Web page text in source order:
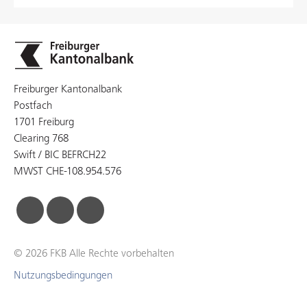
Freiburger Kantonalbank
Postfach
1701 Freiburg
Clearing 768
Swift / BIC BEFRCH22
MWST CHE-108.954.576
© 2026 FKB Alle Rechte vorbehalten
Nutzungsbedingungen